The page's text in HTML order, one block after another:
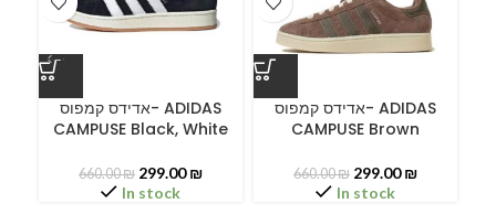
אדידס קמפוס- ADIDAS
CAMPUSE Black, White
660.00₪ 299.00₪
In stock
אדידס קמפוס- ADIDAS
CAMPUSE Brown
660.00₪ 299.00₪
In stock